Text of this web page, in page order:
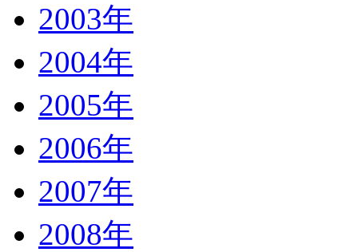
2003年
2004年
2005年
2006年
2007年
2008年